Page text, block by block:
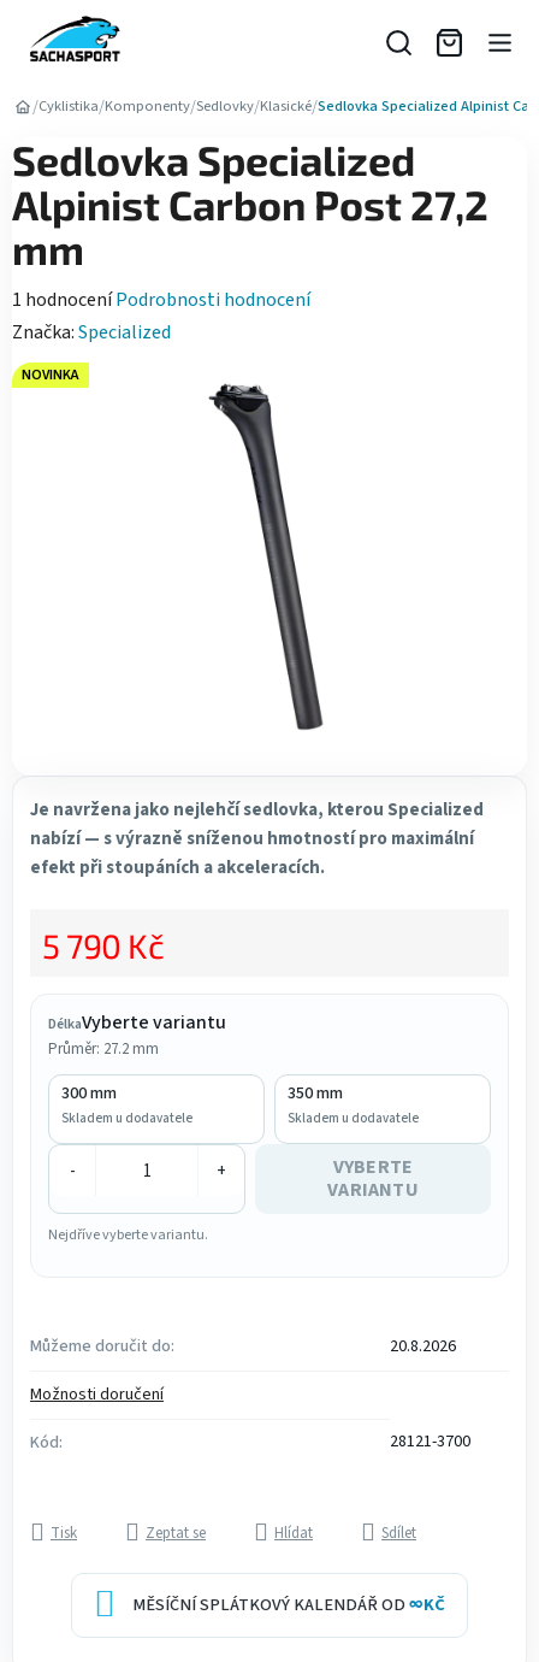
obsah
/Cyklistika/Komponenty/Sedlovky/Klasické/Sedlovka Specialized Alpinist
Je navržena jako nejlehčí sedlovka, kterou Specialized
nabízí — s výrazně sníženou hmotností pro maximální
efekt při stoupáních a akceleracích.
DélkaVyberte variantu
Průměr: 27.2 mm
300 mm
Skladem u dodavatele
350 mm
Skladem u dodavatele
- +
VYBERTE
VARIANTU
Nejdříve vyberte variantu.
Můžeme doručit do:
20.8.2026
Možnosti doručení
Kód:
28121-3700
5 790 Kč
Tisk Zeptat se Hlídat Sdílet
MĚSÍČNÍ SPLÁTKOVÝ KALENDÁŘ OD∞KČ
Sedlovka Specialized
Alpinist Carbon Post 27,2
mm
Průměrné
hodnocení
produktu
je
1 hodnoceníPodrobnosti hodnocení
Značka:Specialized
NOVINKA